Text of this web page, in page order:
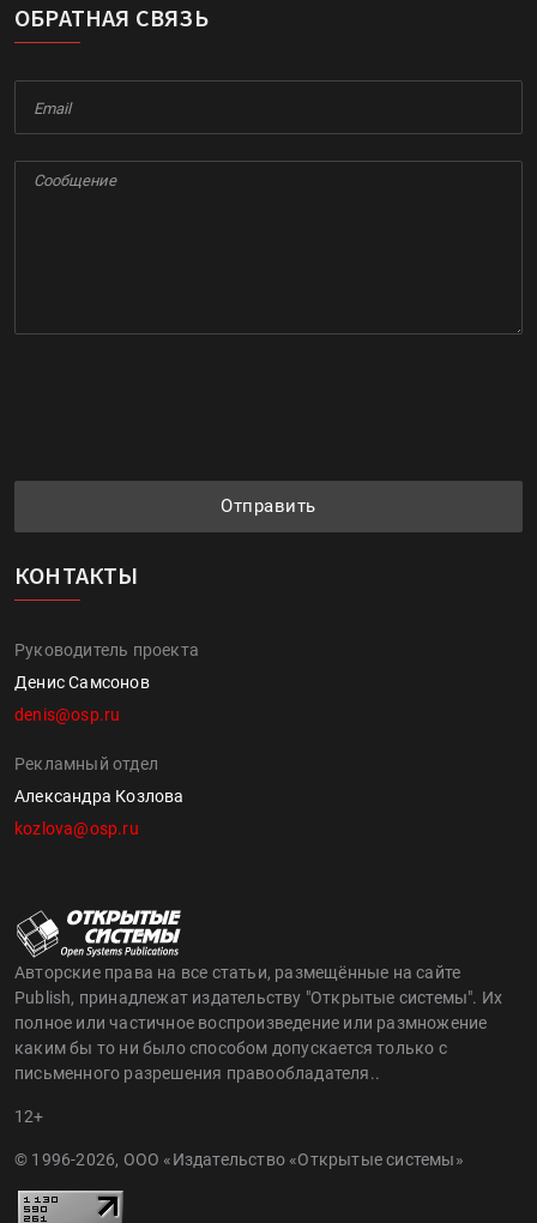
ОБРАТНАЯ СВЯЗЬ
Отправить
КОНТАКТЫ
Руководитель проекта
Денис Самсонов
denis@osp.ru
Рекламный отдел
Александра Козлова
kozlova@osp.ru
Авторские права на все статьи, размещённые на сайте
Publish, принадлежат издательству "Открытые системы". Их
полное или частичное воспроизведение или размножение
каким бы то ни было способом допускается только с
письменного разрешения правообладателя..
12+
© 1996-2026, ООО «Издательство «Открытые системы»